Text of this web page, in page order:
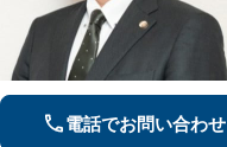
電話でお問い合わせ